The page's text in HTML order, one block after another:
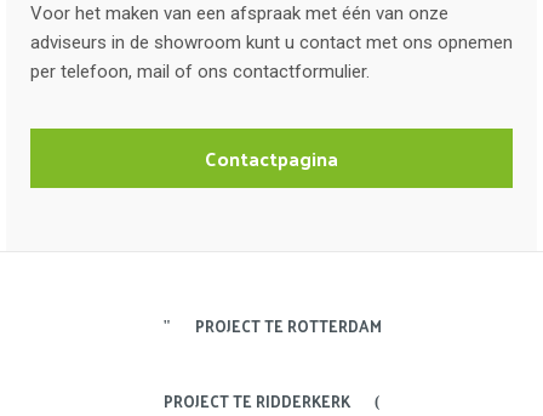
Voor het maken van een afspraak met één van onze
adviseurs in de showroom kunt u contact met ons opnemen
per telefoon, mail of ons contactformulier.
Contactpagina
PROJECT TE ROTTERDAM
PROJECT TE RIDDERKERK